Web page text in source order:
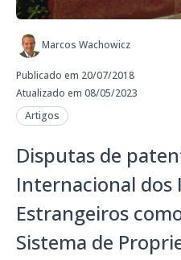
Marcos Wachowicz
Publicado em 20/07/2018
Atualizado em 08/05/2023
Artigos
Disputas de
Internacional
Estrangeiros
Sistema de